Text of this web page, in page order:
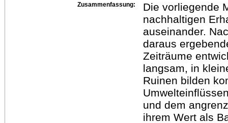
Zusammenfassung:
Die vorliegende
nachhaltigen
auseinander.
daraus
Zeiträume
langsam, in
Ruinen bilden
und dem
ihrem Wert als